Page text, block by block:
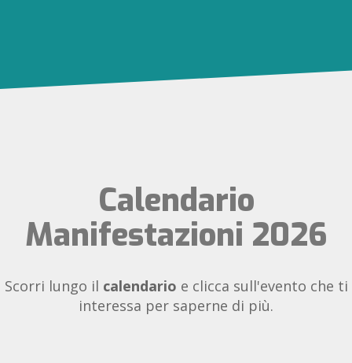
Calendario
Manifestazioni 2026
Scorri lungo il calendario e clicca sull'evento che ti
interessa per saperne di più.